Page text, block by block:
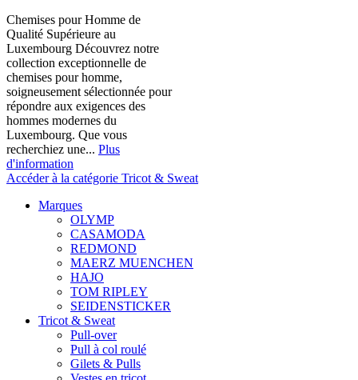
Chemises pour Homme de
Qualité Supérieure au
Luxembourg Découvrez notre
collection exceptionnelle de
chemises pour homme,
soigneusement sélectionnée pour
répondre aux exigences des
hommes modernes du
Luxembourg. Que vous
recherchiez une... Plus
d'information
Accéder à la catégorie Tricot & Sweat
Marques
OLYMP
CASAMODA
REDMOND
MAERZ MUENCHEN
HAJO
TOM RIPLEY
SEIDENSTICKER
Tricot & Sweat
Pull-over
Pull à col roulé
Gilets & Pulls